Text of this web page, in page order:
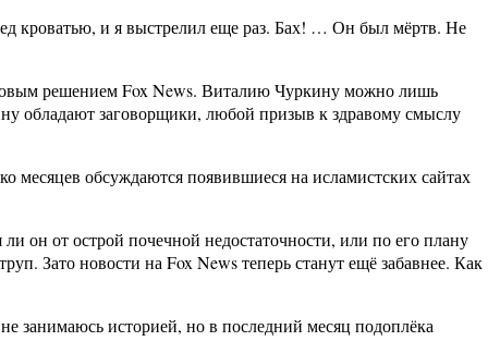
кроватью, и я выстрелил еще раз. Бах! … Он был мёртв. Не
решением Fox News. Виталию Чуркину можно лишь
обладают заговорщики, любой призыв к здравому смыслу
месяцев обсуждаются появившиеся на исламистских сайтах
он от острой почечной недостаточности, или по его плану
Зато новости на Fox News теперь станут ещё забавнее. Как
занимаюсь историей, но в последний месяц подоплёка